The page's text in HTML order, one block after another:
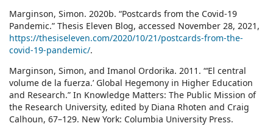
Marginson, Simon. 2020b. “Postcards from the Covid-19
Pandemic.” Thesis Eleven Blog, accessed November 28, 2021,
https://thesiseleven.com/2020/10/21/postcards-from-the-
covid-19-pandemic/.
Marginson, Simon, and Imanol Ordorika. 2011. “‘El central
volume de la fuerza.’ Global Hegemony in Higher Education
and Research.” In Knowledge Matters: The Public Mission of
the Research University, edited by Diana Rhoten and Craig
Calhoun, 67–129. New York: Columbia University Press.